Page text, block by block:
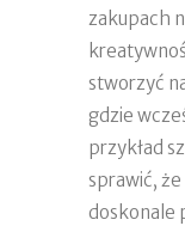
zakupach
stworzyć
gdzie
przykład
sprawić,
doskonale